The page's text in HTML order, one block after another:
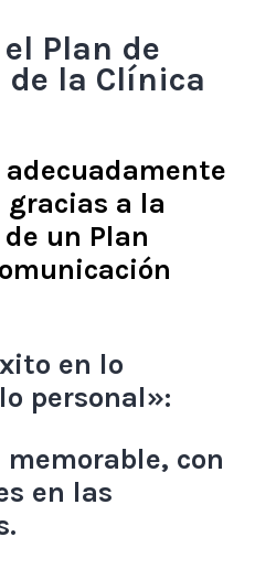
Plan de
la Clínica
a la
un Plan
en lo
personal»:
con
en las